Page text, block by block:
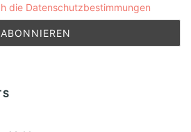
die Datenschutzbestimmungen